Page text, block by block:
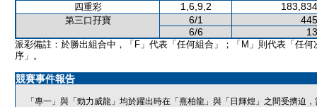
四重彩 1,6,9,2
第三口孖寶 6/1
6/6
派彩備註：於勝出組合中，「F」代表「任何組合」；「M」則代表「任何
序」。
競賽事件報告
「專一」與「勁力威龍」均於躍出時在「熹柏龍」與「日輝煌」之間受擠迫